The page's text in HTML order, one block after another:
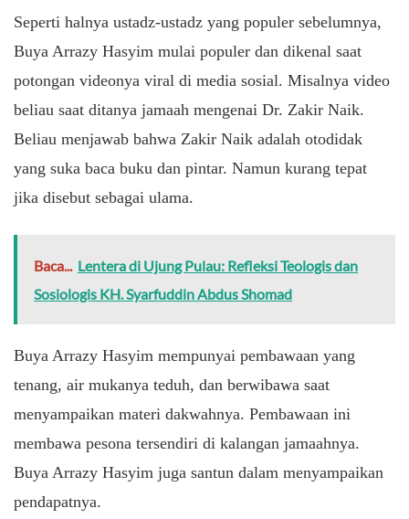
Seperti halnya ustadz-ustadz yang populer sebelumnya,
Buya Arrazy Hasyim mulai populer dan dikenal saat
potongan videonya viral di media sosial. Misalnya video
beliau saat ditanya jamaah mengenai Dr. Zakir Naik.
Beliau menjawab bahwa Zakir Naik adalah otodidak
yang suka baca buku dan pintar. Namun kurang tepat
jika disebut sebagai ulama.
Baca... Lentera di Ujung Pulau: Refleksi Teologis dan
Sosiologis KH. Syarfuddin Abdus Shomad
Buya Arrazy Hasyim mempunyai pembawaan yang
tenang, air mukanya teduh, dan berwibawa saat
menyampaikan materi dakwahnya. Pembawaan ini
membawa pesona tersendiri di kalangan jamaahnya.
Buya Arrazy Hasyim juga santun dalam menyampaikan
pendapatnya.